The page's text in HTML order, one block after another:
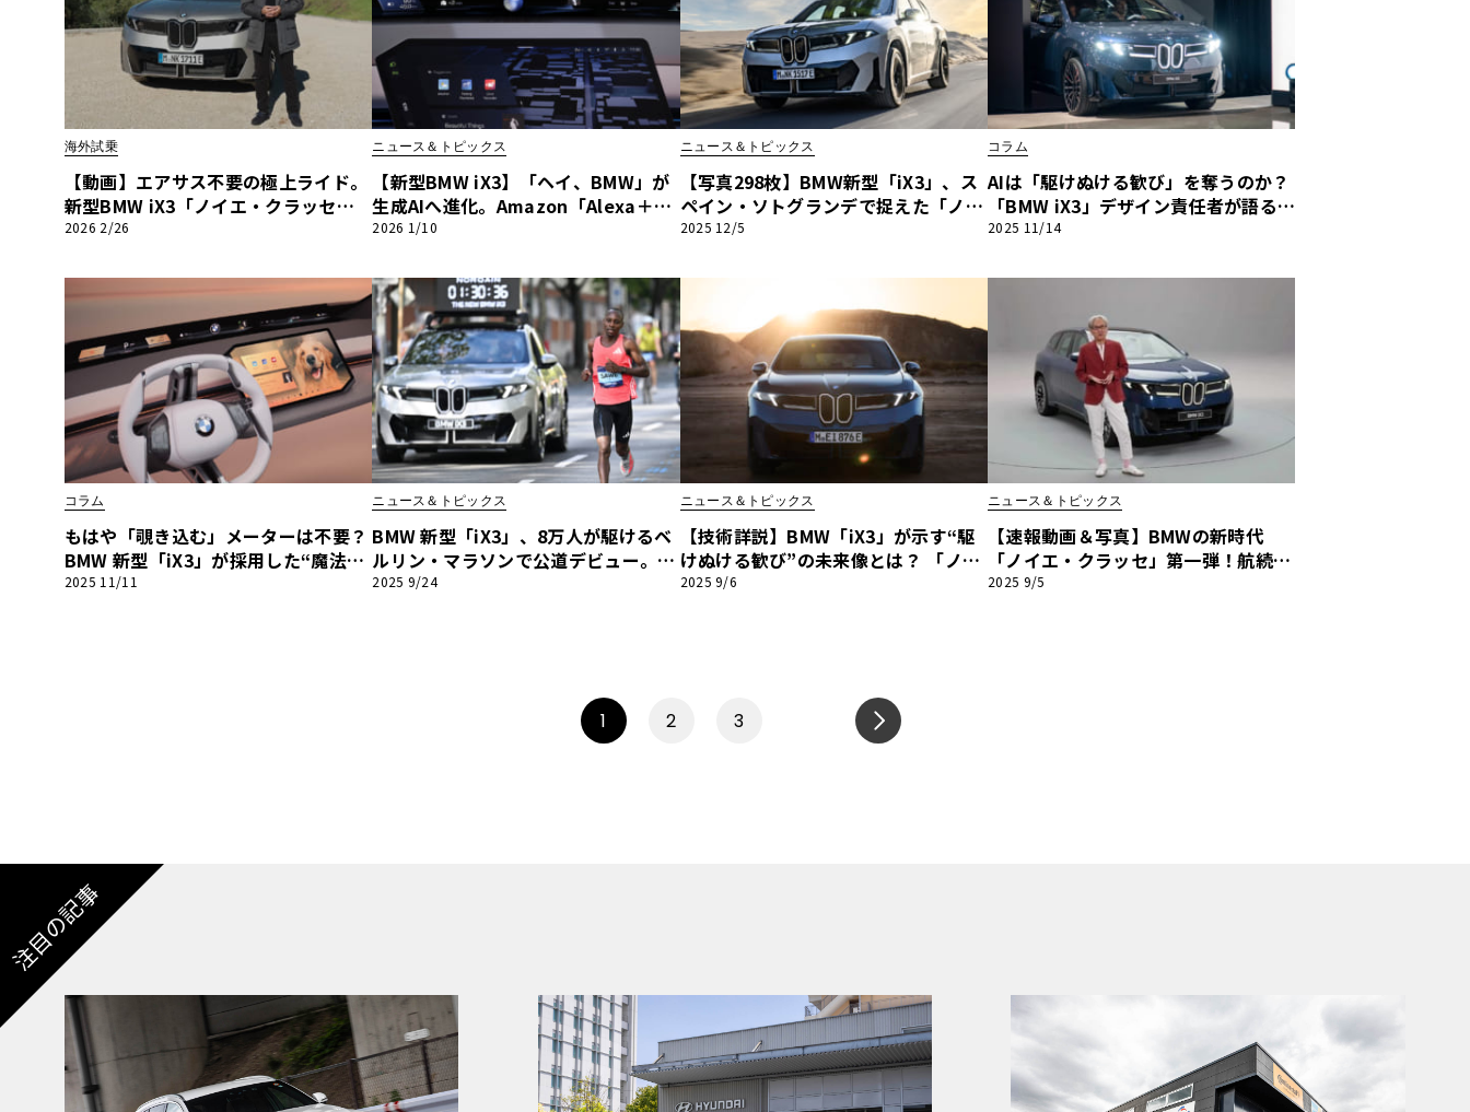
その他
海外試乗
【動画】エアサス不要の極上ライド。
新型BMW iX3「ノイエ・クラッセ」を
渡辺慎太郎が海外試乗
2026 2/26
ニュース＆トピックス
【新型BMW iX3】「ヘイ、BMW」が
生成AIへ進化。Amazon「Alexa＋」
と「パノラミックiDrive」が描く没入
2026 1/10
ニュース＆トピックス
【写真298枚】BMW新型「iX3」、ス
ペイン・ソトグランデで捉えた「ノイ
エ・クラッセ」の息吹。現地撮り下ろ
2025 12/5
コラム
AIは「駆けぬける歓び」を奪うのか？
「BMW iX3」デザイン責任者が語る
「共生」と、「ノイエ・クラッセ」
ュー】
2025 11/14
コラム
もはや「覗き込む」メーターは不要？
BMW 新型「iX3」が採用した“魔法の
ディスプレイ”「パノラミックiDriv
2025 11/11
ニュース＆トピックス
BMW 新型「iX3」、8万人が駆けるベ
ルリン・マラソンで公道デビュー。
「ノイエ・クラッセ」が示すEVの持
2025 9/24
ニュース＆トピックス
【技術詳説】BMW「iX3」が示す“駆
けぬける歓び”の未来像とは？ 「ノイ
エ・クラッセ」の核心技術を徹底解剖
2025 9/6
ニュース＆トピックス
【速報動画＆写真】BMWの新時代
「ノイエ・クラッセ」第一弾！航続80
5kmを誇る新型「iX3」、世界初公開
2025 9/5
1 2 3
注目の記事